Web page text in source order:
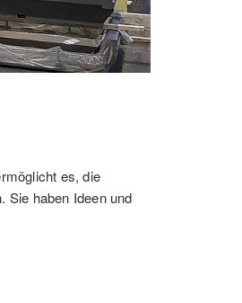
es, die
Sie haben Ideen und